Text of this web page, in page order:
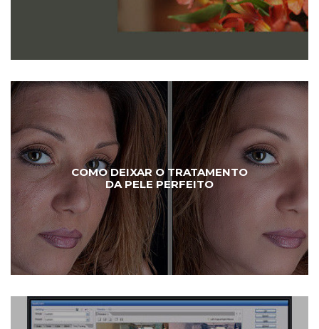
COMO DEIXAR O TRATAMENTO
DA PELE PERFEITO